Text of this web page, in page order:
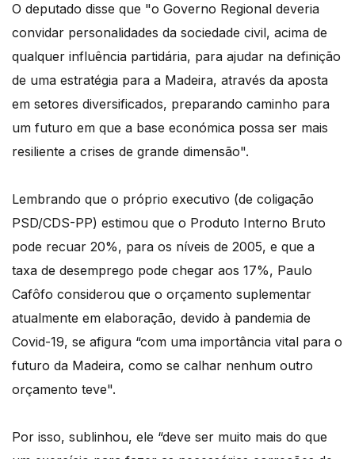
O deputado disse que "o Governo Regional deveria
convidar personalidades da sociedade civil, acima de
qualquer influência partidária, para ajudar na definição
de uma estratégia para a Madeira, através da aposta
em setores diversificados, preparando caminho para
um futuro em que a base económica possa ser mais
resiliente a crises de grande dimensão".
Lembrando que o próprio executivo (de coligação
PSD/CDS-PP) estimou que o Produto Interno Bruto
pode recuar 20%, para os níveis de 2005, e que a
taxa de desemprego pode chegar aos 17%, Paulo
Cafôfo considerou que o orçamento suplementar
atualmente em elaboração, devido à pandemia de
Covid-19, se afigura “com uma importância vital para o
futuro da Madeira, como se calhar nenhum outro
orçamento teve".
Por isso, sublinhou, ele “deve ser muito mais do que